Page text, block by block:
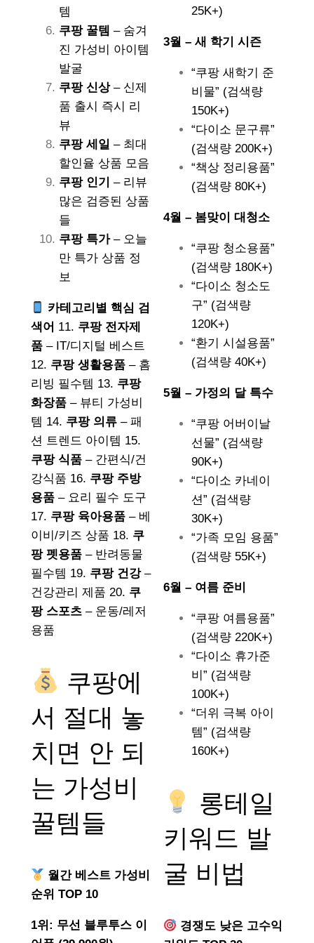
템
쿠팡 꿀템 – 숨겨
진 가성비 아이템
발굴
쿠팡 신상– 신제
품 출시 즉시 리
뷰
쿠팡 세일 – 최대
할인율 상품 모음
쿠팡 인기
– 리뷰
많은 검증된 상품
들
쿠팡 특가– 오늘
만 특가 상품 정
보
카테고리별 핵심 검
색어 11. 쿠팡 전자제
품 – IT/디지털 베스트
12. 쿠팡 생활용품 – 홈
리빙 필수템 13. 쿠팡
화장품 – 뷰티 가성비
템 14. 쿠팡 의류 – 패
션 트렌드 아이템 15.
쿠팡 식품 – 간편식/건
강식품 16. 쿠팡 주방
용품 – 요리 필수 도구
17. 쿠팡 육아용품 – 베
이비/키즈 상품 18. 쿠
팡 펫용품 – 반려동물
필수템 19. 쿠팡 건강–
건강관리 제품 20. 쿠
팡 스포츠 – 운동/레저
용품
쿠팡에
서 절대 놓
치면 안 되
는 가성비
꿀템들
월간 베스트 가성비
순위 TOP 10
1위: 무선 블루투스 이
25K+)
3월 – 새 학기 시즌
“쿠팡 새학기 준
비물” (검색량
150K+)
“다이소 문구류”
(검색량 200K+)
“책상 정리용품”
(검색량 80K+)
4월 – 봄맞이 대청소
“쿠팡 청소용품”
(검색량 180K+)
“다이소 청소도
구” (검색량
120K+)
“환기 시설용품”
(검색량 40K+)
5월 – 가정의 달 특수
“쿠팡 어버이날
선물” (검색량
90K+)
“다이소 카네이
션” (검색량
30K+)
“가족 모임 용품”
(검색량 55K+)
6월 – 여름 준비
“쿠팡 여름용품”
(검색량 220K+)
“다이소 휴가준
비” (검색량
100K+)
“더위 극복 아이
템” (검색량
160K+)
롱테일
키워드 발
굴 비법
경쟁도 낮은 고수익